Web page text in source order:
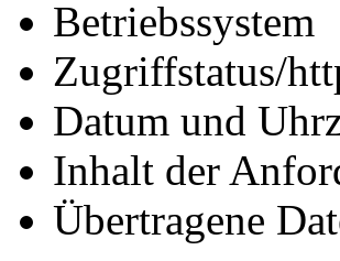
Betriebssystem
Zugriffstatus/
Datum und
Inhalt der
Übertragene